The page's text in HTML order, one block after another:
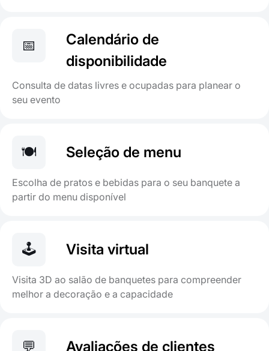
📅
Calendário de
disponibilidade
Consulta de datas livres e ocupadas para planear o
seu evento
🍽️ Seleção de menu
Escolha de pratos e bebidas para o seu banquete a
partir do menu disponível
🕹️ Visita virtual
Visita 3D ao salão de banquetes para compreender
melhor a decoração e a capacidade
💬 Avaliações de clientes